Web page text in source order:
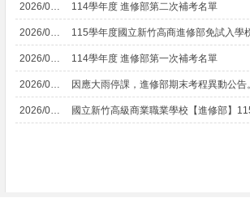
2026/07/09 114學年度 進修部第二次補考名單
2026/07/07 115學年度國立新竹高商進修部免試入學
2026/07/06 114學年度 進修部第一次補考名單
2026/06/26 因應大雨停課，進修部期末考程異動公告。
2026/06/24